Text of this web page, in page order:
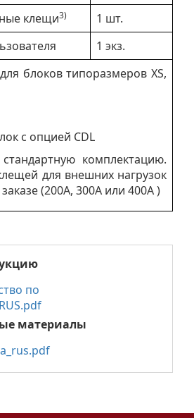
клещи3)
1 шт.
1 экз.
блоков типоразмеров XS,
с опцией CDL
комплектацию.
для внешних нагрузок
(200A, 300A или 400A )
по
материалы